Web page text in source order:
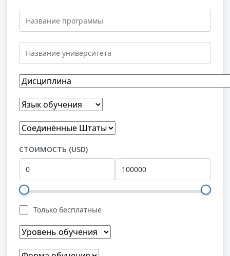
СТОИМОСТЬ (USD)
Только бесплатные